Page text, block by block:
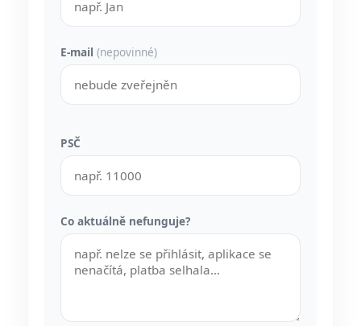
E-mail (nepovinné)
PSČ
Co aktuálně nefunguje?